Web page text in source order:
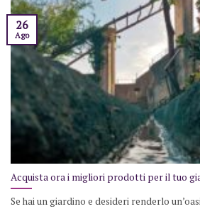
Acquista ora i migliori prodotti per il tuo
Se hai un giardino e desideri renderlo
26
Ago